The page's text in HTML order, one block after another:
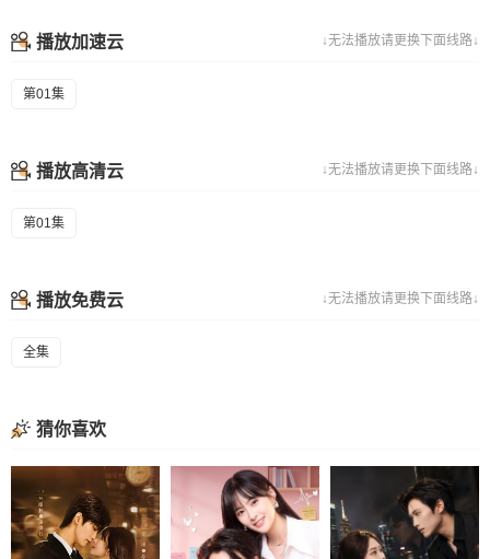
↓无法播放请更换下面线路↓
播放加速云
第01集
↓无法播放请更换下面线路↓
播放高清云
第01集
↓无法播放请更换下面线路↓
播放免费云
全集
猜你喜欢